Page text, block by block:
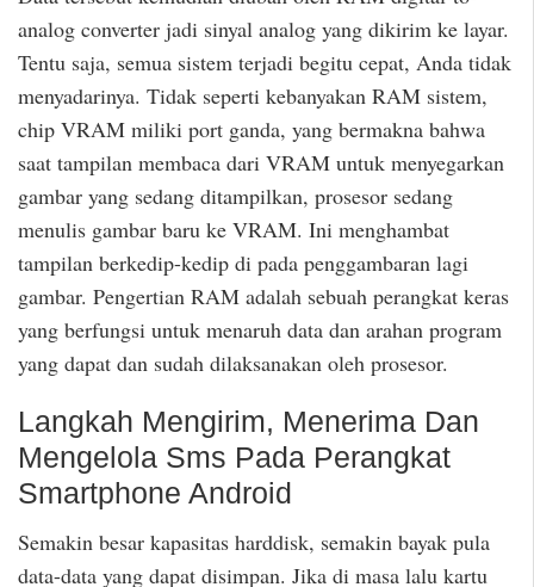
analog converter jadi sinyal analog yang dikirim ke layar.
Tentu saja, semua sistem terjadi begitu cepat, Anda tidak
menyadarinya. Tidak seperti kebanyakan RAM sistem,
chip VRAM miliki port ganda, yang bermakna bahwa
saat tampilan membaca dari VRAM untuk menyegarkan
gambar yang sedang ditampilkan, prosesor sedang
menulis gambar baru ke VRAM. Ini menghambat
tampilan berkedip-kedip di pada penggambaran lagi
gambar. Pengertian RAM adalah sebuah perangkat keras
yang berfungsi untuk menaruh data dan arahan program
yang dapat dan sudah dilaksanakan oleh prosesor.
Langkah Mengirim, Menerima Dan
Mengelola Sms Pada Perangkat
Smartphone Android
Semakin besar kapasitas harddisk, semakin bayak pula
data-data yang dapat disimpan. Jika di masa lalu kartu